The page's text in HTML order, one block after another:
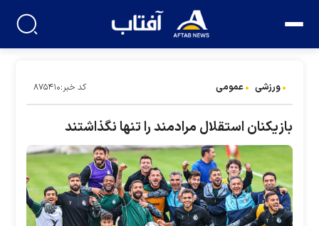
ورزشی عمومی کد خبر:۸۷۵۴۱۰
بازیکنان استقلال مرادمند را تنها نگذاشتند